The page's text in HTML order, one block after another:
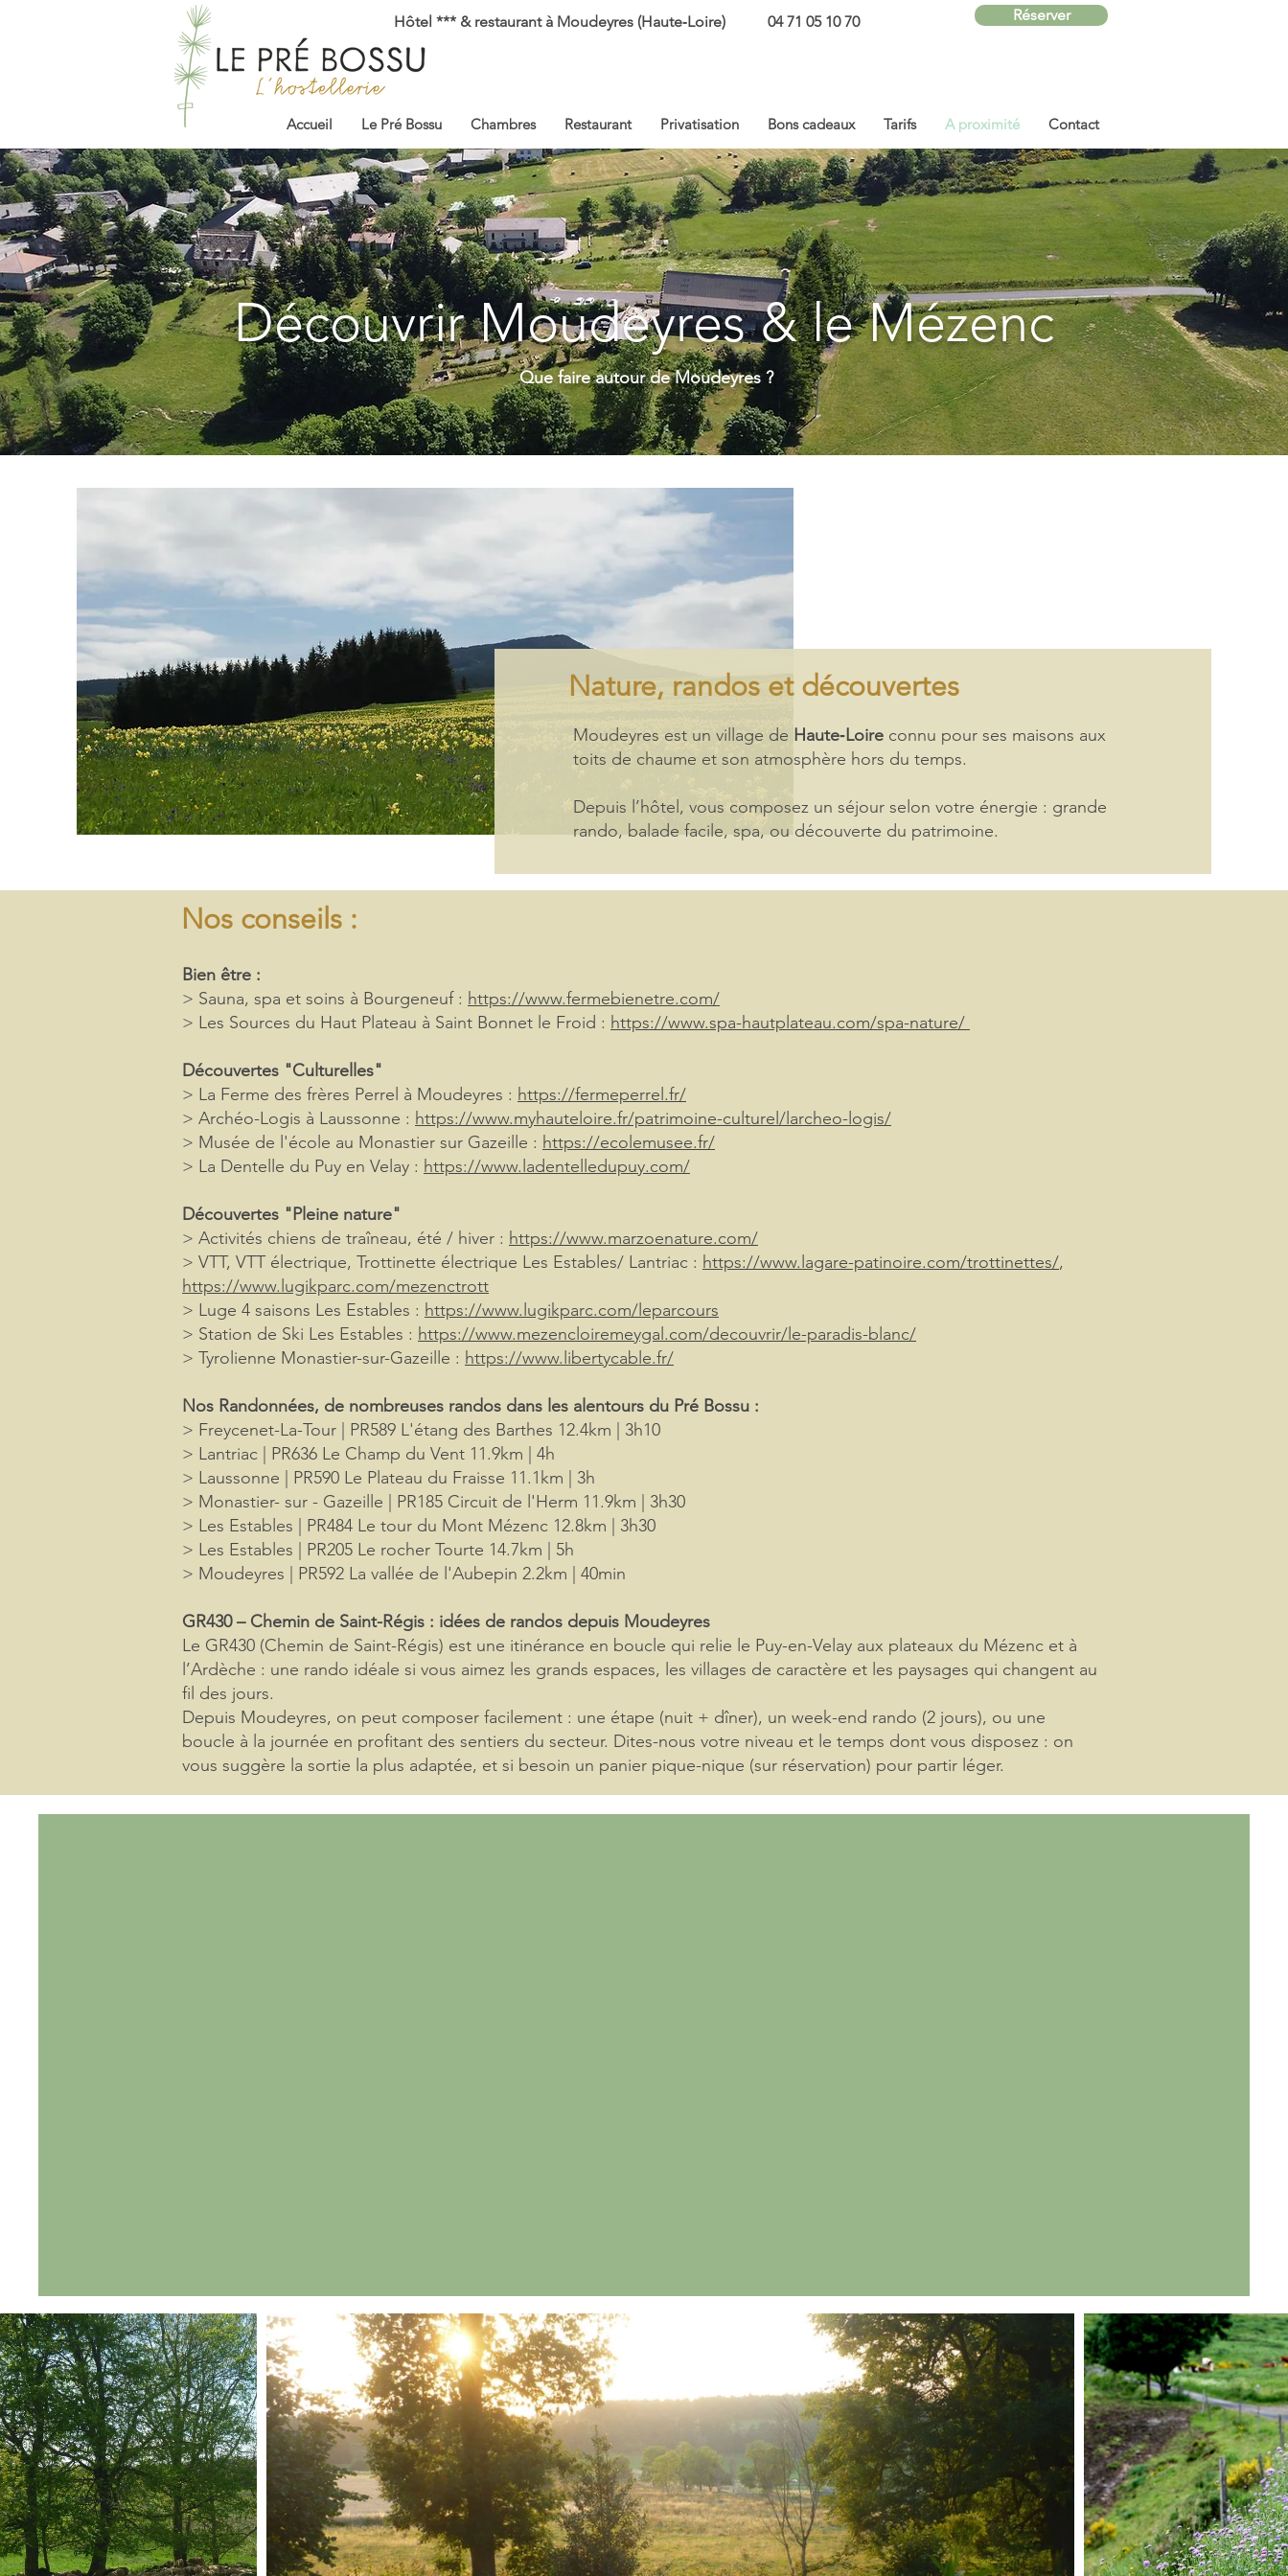
Hôtel *** & restaurant à Moudeyres (Haute‑Loire) 04 71 05 10 70 Réserver
Accueil Le Pré Bossu Chambres Restaurant Privatisation Bons cadeaux Tarifs A proximité Contact
Découvrir Moudeyres & le Mézenc
Que faire autour de Moudeyres ?
Nature, randos et découvertes
Moudeyres est un village de Haute‑Loireconnu pour ses maisons aux
toits de chaume et son atmosphère hors du temps.
Depuis l’hôtel, vous composez un séjour selon votre énergie : grande
rando, balade facile, spa, ou découverte du patrimoine.
Nos conseils :
Bien être :
> Sauna, spa et soins à Bourgeneuf : https://www.fermebienetre.com/
> Les Sources du Haut Plateau à Saint Bonnet le Froid : https://www.spa-hautplateau.com/spa-nature/
Découvertes "Culturelles"
> La Ferme des frères Perrel à Moudeyres : https://fermeperrel.fr/
> Archéo-Logis à Laussonne : https://www.myhauteloire.fr/patrimoine-culturel/larcheo-logis/
> Musée de l'école au Monastier sur Gazeille : https://ecolemusee.fr/
> La Dentelle du Puy en Velay : https://www.ladentelledupuy.com/
Découvertes "Pleine nature"
> Activités chiens de traîneau, été / hiver : https://www.marzoenature.com/
> VTT, VTT électrique, Trottinette électrique Les Estables/ Lantriac : https://www.lagare-patinoire.com/trottinettes/,
https://www.lugikparc.com/mezenctrott
> Luge 4 saisons Les Estables : https://www.lugikparc.com/leparcours
> Station de Ski Les Estables : https://www.mezencloiremeygal.com/decouvrir/le-paradis-blanc/
> Tyrolienne Monastier-sur-Gazeille : https://www.libertycable.fr/
Nos Randonnées, de nombreuses randos dans les alentours du Pré Bossu :
> Freycenet-La-Tour | PR589 L'étang des Barthes 12.4km | 3h10
> Lantriac | PR636 Le Champ du Vent 11.9km | 4h
> Laussonne | PR590 Le Plateau du Fraisse 11.1km | 3h
> Monastier- sur - Gazeille | PR185 Circuit de l'Herm 11.9km | 3h30
> Les Estables | PR484 Le tour du Mont Mézenc 12.8km | 3h30
> Les Estables | PR205 Le rocher Tourte 14.7km | 5h
> Moudeyres | PR592 La vallée de l'Aubepin 2.2km | 40min
GR430 – Chemin de Saint-Régis : idées de randos depuis Moudeyres
Le GR430 (Chemin de Saint-Régis) est une itinérance en boucle qui relie le Puy-en-Velay aux plateaux du Mézenc et à
l’Ardèche : une rando idéale si vous aimez les grands espaces, les villages de caractère et les paysages qui changent au
fil des jours.
Depuis Moudeyres, on peut composer facilement : une étape (nuit + dîner), un week-end rando (2 jours), ou une
boucle à la journée en profitant des sentiers du secteur. Dites-nous votre niveau et le temps dont vous disposez : on
vous suggère la sortie la plus adaptée, et si besoin un panier pique-nique (sur réservation) pour partir léger.